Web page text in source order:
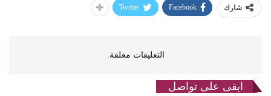
شارك Facebook
Twitter
التعليقات مغلقة.
ابقى على تواصل